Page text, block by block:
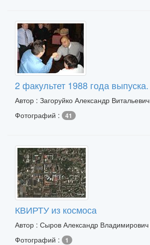
2 факультет 1988 года выпуска.
Автор : Загоруйко Александр Витальевич
Фотографий :
41
КВИРТУ из космоса
Автор : Сыров Александр Владимирович
Фотографий :
1